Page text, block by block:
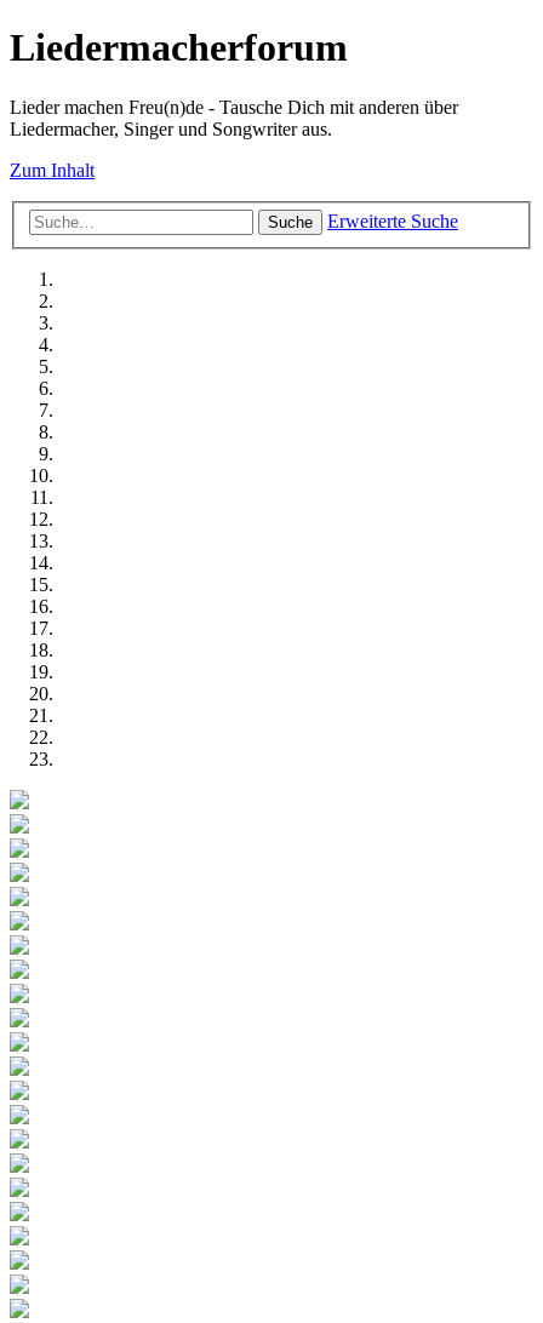
Liedermacherforum
Lieder machen Freu(n)de - Tausche Dich mit anderen über
Liedermacher, Singer und Songwriter aus.
Zum Inhalt
Suche Erweiterte Suche